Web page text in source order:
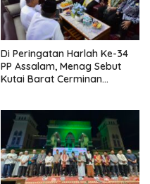
Di Peringatan Harlah Ke-34
PP Assalam, Menag Sebut
Kutai Barat Cerminan